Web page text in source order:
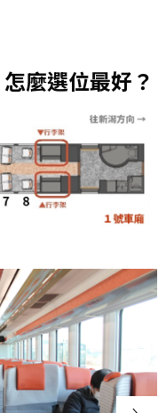
麼選位最好？